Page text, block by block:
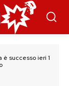
è successo ieri 1